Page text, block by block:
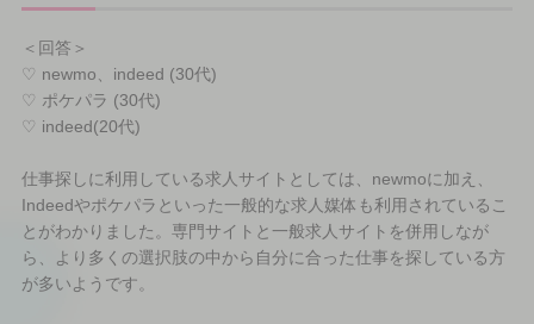
＜回答＞
♡ newmo、indeed (30代)
♡ ポケパラ (30代)
♡ indeed(20代)
仕事探しに利用している求人サイトとしては、newmoに加え、
Indeedやポケパラといった一般的な求人媒体も利用されているこ
とがわかりました。専門サイトと一般求人サイトを併用しなが
ら、より多くの選択肢の中から自分に合った仕事を探している方
が多いようです。